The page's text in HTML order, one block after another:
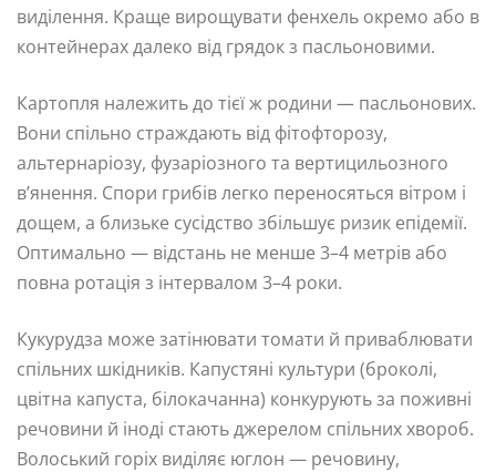
виділення. Краще вирощувати фенхель окремо або в
контейнерах далеко від грядок з пасльоновими.
Картопля належить до тієї ж родини — пасльонових.
Вони спільно страждають від фітофторозу,
альтернаріозу, фузаріозного та вертицильозного
в’янення. Спори грибів легко переносяться вітром і
дощем, а близьке сусідство збільшує ризик епідемії.
Оптимально — відстань не менше 3–4 метрів або
повна ротація з інтервалом 3–4 роки.
Кукурудза може затінювати томати й приваблювати
спільних шкідників. Капустяні культури (броколі,
цвітна капуста, білокачанна) конкурують за поживні
речовини й іноді стають джерелом спільних хвороб.
Волоський горіх виділяє юглон — речовину,